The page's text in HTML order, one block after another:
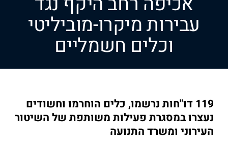
עבירות מיקרו-מוביליטי
וכלים חשמליים
119 דו"חות נרשמו, כלים הוחרמו וחשודים
נעצרו במסגרת פעילות משותפת של השיטור
העירוני ומשרד התנועה
מחוז מרכז
מחוז דרום